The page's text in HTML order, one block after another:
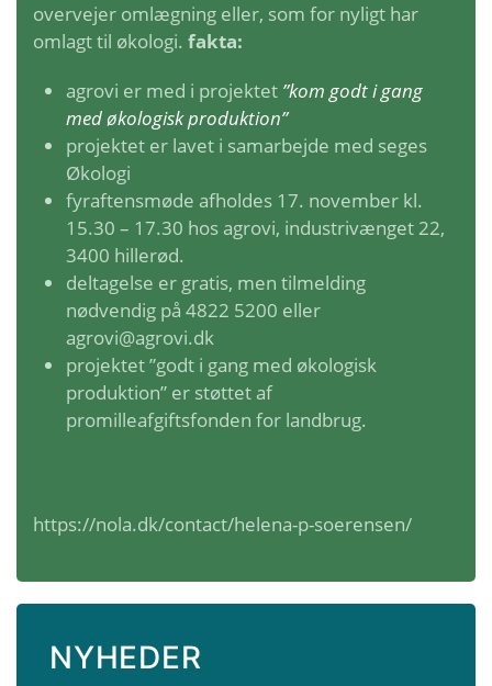
overvejer omlægning eller, som for nyligt har
omlagt til økologi. fakta:
agrovi er med i projektet ”kom godt i gang
med økologisk produktion”
projektet er lavet i samarbejde med seges
Økologi
fyraftensmøde afholdes 17. november kl.
15.30 – 17.30 hos agrovi, industrivænget 22,
3400 hillerød.
deltagelse er gratis, men tilmelding
nødvendig på 4822 5200 eller
agrovi@agrovi.dk
projektet ”godt i gang med økologisk
produktion” er støttet af
promilleafgiftsfonden for landbrug.
https://nola.dk/contact/helena-p-soerensen/
NYHEDER